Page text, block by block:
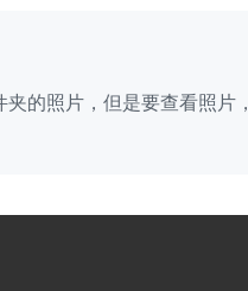
的照片，但是要查看照